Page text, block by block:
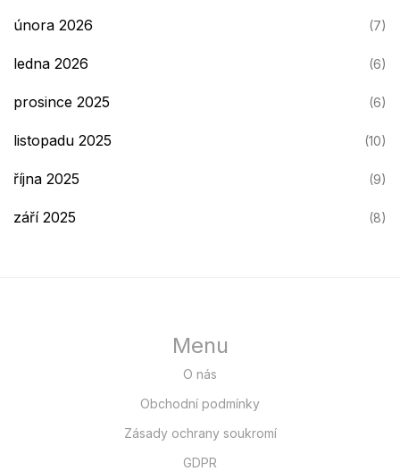
února 2026 (7)
ledna 2026 (6)
prosince 2025 (6)
listopadu 2025 (10)
října 2025 (9)
září 2025 (8)
Menu
O nás
Obchodní podmínky
Zásady ochrany soukromí
GDPR